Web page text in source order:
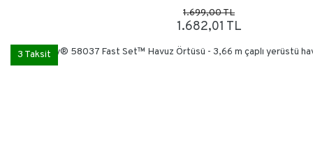
1.699,00 TL
1.682,01 TL
3 Taksit